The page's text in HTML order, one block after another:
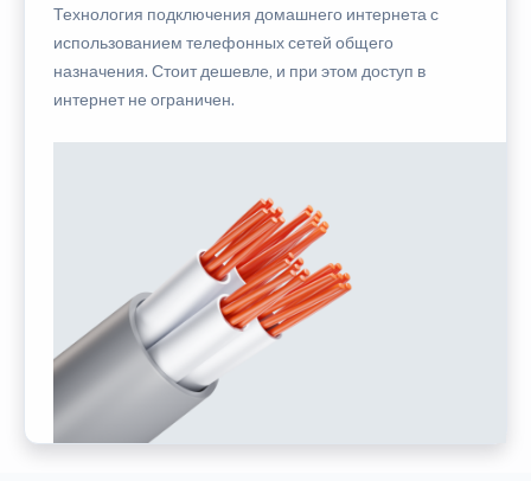
Технология подключения домашнего интернета с
использованием телефонных сетей общего
назначения. Стоит дешевле, и при этом доступ в
интернет не ограничен.